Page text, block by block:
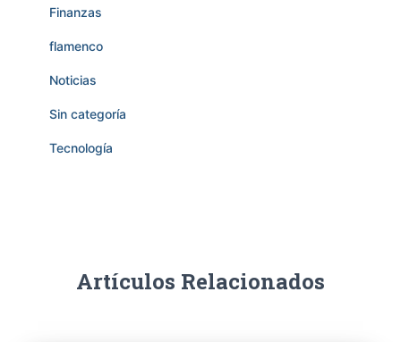
Finanzas
flamenco
Noticias
Sin categoría
Tecnología
Artículos Relacionados